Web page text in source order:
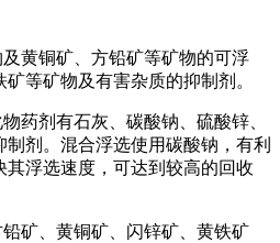
黄铜矿、方铅矿等矿物的可浮
等矿物及有害杂质的抑制剂。
药剂有石灰、碳酸钠、硫酸锌、
剂。混合浮选使用碳酸钠，有利
浮选速度，可达到较高的回收
矿、黄铜矿、闪锌矿、黄铁矿